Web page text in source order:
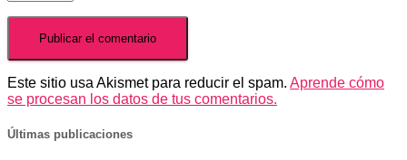
Este sitio usa Akismet para reducir el spam. Aprende cómo
se procesan los datos de tus comentarios.
Últimas publicaciones